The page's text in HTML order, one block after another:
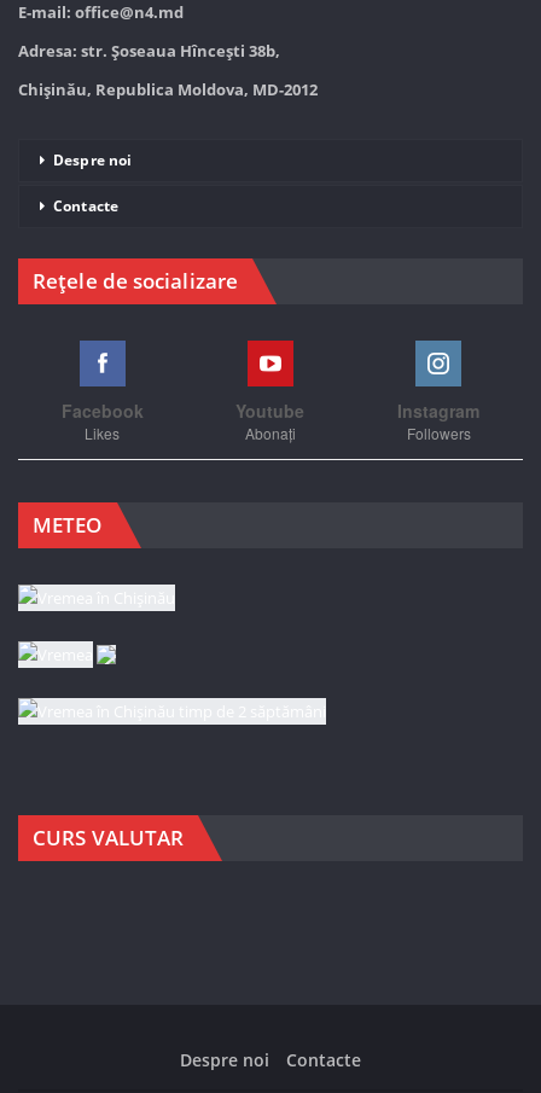
E-mail: office@n4.md
Adresa: str. Șoseaua Hînceşti 38b,
Chișinău, Republica Moldova, MD-2012
Despre noi
Contacte
Rețele de socializare
Facebook
Likes
Youtube
Abonați
Instagram
Followers
METEO
CURS VALUTAR
Despre noi Contacte